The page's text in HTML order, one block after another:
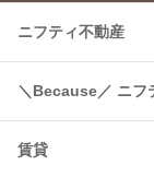
温水洗浄便座
コンロ2口以上
ニフティ不動産
＼Because／ ニフ
賃貸